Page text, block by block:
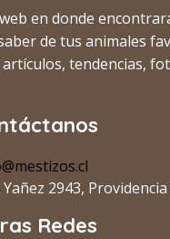
en donde
de tus animales
tendencias,
2943,
Redes